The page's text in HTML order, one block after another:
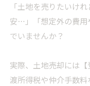
「土地を売りたいけ
安…」「想定外の費用
でいませんか？
実際、土地売却には
渡所得税や仲介手数